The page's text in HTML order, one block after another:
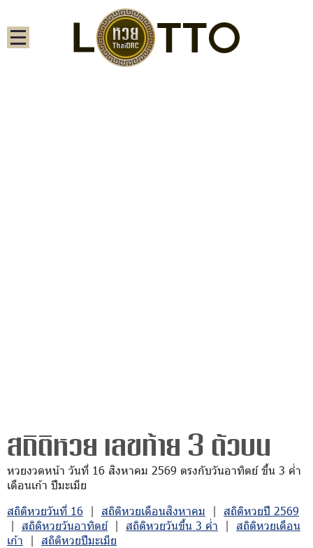
สถิติหวย เลขท้าย 3 ตัวบน
หวยงวดหน้า วันที่ 16 สิงหาคม 2569 ตรงกับวันอาทิตย์ ขึ้น 3 ค่ำ
เดือนเก้า ปีมะเมีย
สถิติหวยวันที่ 16 | สถิติหวยเดือนสิงหาคม | สถิติหวยปี 2569
| สถิติหวยวันอาทิตย์| สถิติหวยวันขึ้น 3 ค่ำ | สถิติหวยเดือน
เก้า | สถิติหวยปีมะเมีย